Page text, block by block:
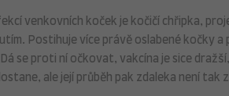
venkovních koček je kočičí chřipka,
Postihuje více právě oslabené kočky
se proti ní očkovat, vakcína je sice
ale její průběh pak zdaleka není tak